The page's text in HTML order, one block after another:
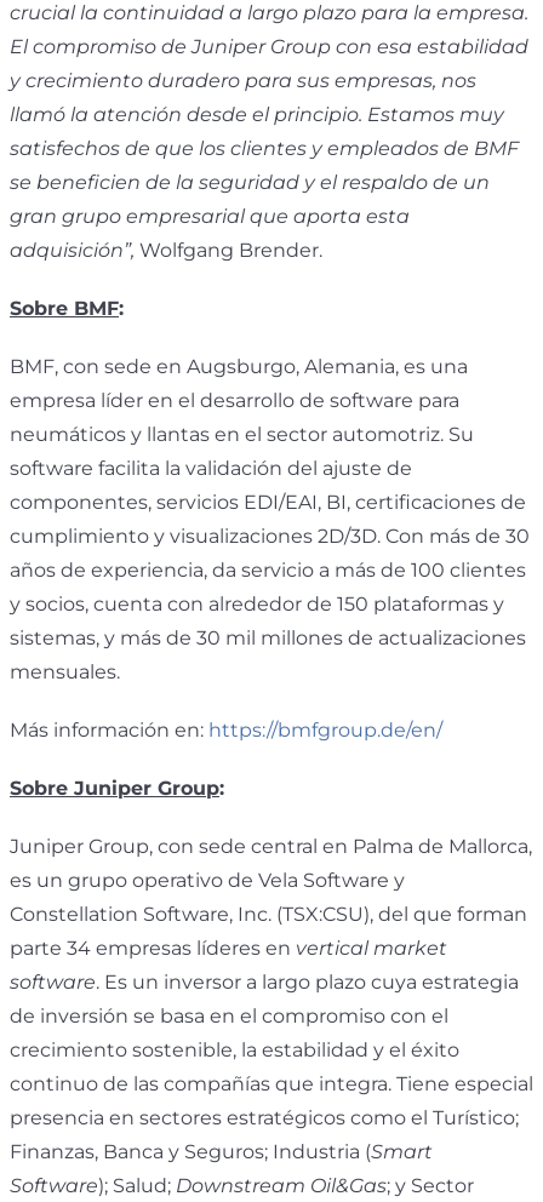
crucial la continuidad a largo plazo para la empresa.
El compromiso de Juniper Group con esa estabilidad
y crecimiento duradero para sus empresas, nos
llamó la atención desde el principio. Estamos muy
satisfechos de que los clientes y empleados de BMF
se beneficien de la seguridad y el respaldo de un
gran grupo empresarial que aporta esta
adquisición”, Wolfgang Brender.
Sobre BMF:
BMF, con sede en Augsburgo, Alemania, es una
empresa líder en el desarrollo de software para
neumáticos y llantas en el sector automotriz. Su
software facilita la validación del ajuste de
componentes, servicios EDI/EAI, BI, certificaciones de
cumplimiento y visualizaciones 2D/3D. Con más de 30
años de experiencia, da servicio a más de 100 clientes
y socios, cuenta con alrededor de 150 plataformas y
sistemas, y más de 30 mil millones de actualizaciones
mensuales.
Más información en: https://bmfgroup.de/en/
Sobre Juniper Group:
Juniper Group, con sede central en Palma de Mallorca,
es un grupo operativo de Vela Software y
Constellation Software, Inc. (TSX:CSU), del que forman
parte 34 empresas líderes en vertical market
software. Es un inversor a largo plazo cuya estrategia
de inversión se basa en el compromiso con el
crecimiento sostenible, la estabilidad y el éxito
continuo de las compañías que integra. Tiene especial
presencia en sectores estratégicos como el Turístico;
Finanzas, Banca y Seguros; Industria (Smart
Software); Salud; Downstream Oil&Gas; y Sector